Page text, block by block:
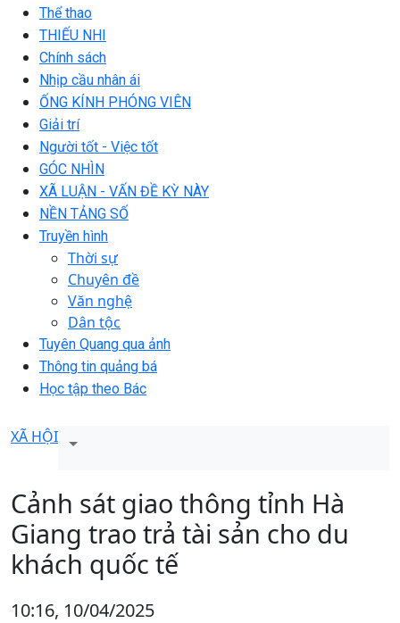
Thể thao
THIẾU NHI
Chính sách
Nhịp cầu nhân ái
ỐNG KÍNH PHÓNG VIÊN
Giải trí
Người tốt - Việc tốt
GÓC NHÌN
XÃ LUẬN - VẤN ĐỀ KỲ NÀY
NỀN TẢNG SỐ
Truyền hình
Thời sự
Chuyên đề
Văn nghệ
Dân tộc
Tuyên Quang qua ảnh
Thông tin quảng bá
Học tập theo Bác
XÃ HỘI
Cảnh sát giao thông tỉnh Hà
Giang trao trả tài sản cho du
khách quốc tế
10:16, 10/04/2025